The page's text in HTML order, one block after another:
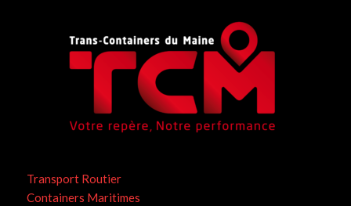
Transport Routier
Containers Maritimes